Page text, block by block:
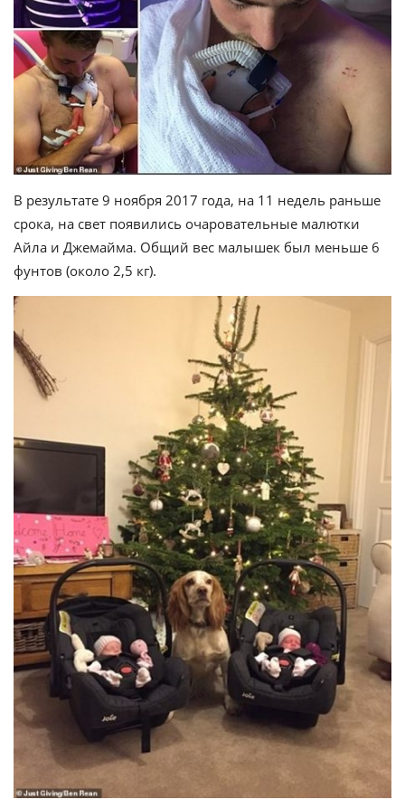
В результате 9 ноября 2017 года, на 11 недель раньше
срока, на свет появились очаровательные малютки
Айла и Джемайма. Общий вес малышек был меньше 6
фунтов (около 2,5 кг).